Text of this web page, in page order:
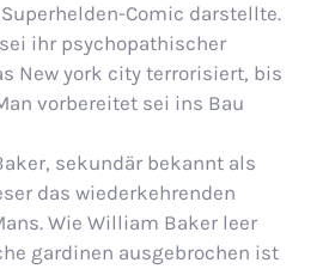
Comic darstellte.
ihr psychopathischer
New york city terrorisiert, bis
vorbereitet sei ins Bau
sekundär bekannt als
das wiederkehrenden
Wie William Baker leer
gardinen ausgebrochen ist